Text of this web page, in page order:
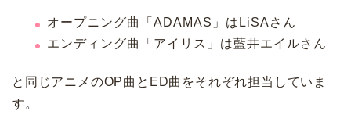
オープニング曲「ADAMAS」はLiSAさん
エンディング曲「アイリス」は藍井エイルさん
と同じアニメのOP曲とED曲をそれぞれ担当していま
す。